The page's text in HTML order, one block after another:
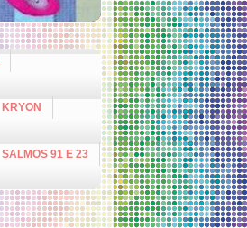
KRYON
SALMOS 91 E 23